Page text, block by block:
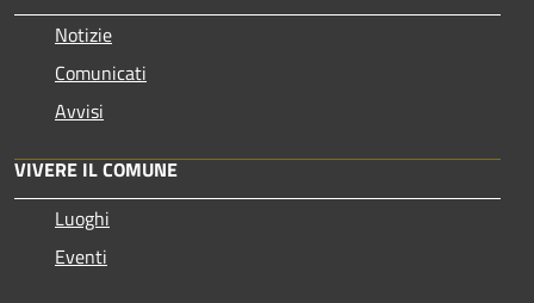
Notizie
Comunicati
Avvisi
VIVERE IL COMUNE
Luoghi
Eventi